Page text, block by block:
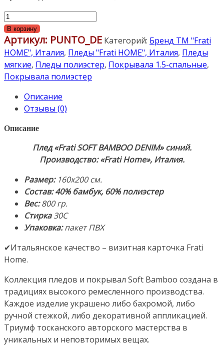
Количество
товара
"Frati
SOFT
BAMBOO
DENIM"
160х200см.
Плед
40%
полиэстер.
«Frati
Home»,
Италия
В корзину
Артикул: PUNTO_DE Категорий: Бренд ТМ "Frati
HOME", Италия, Пледы "Frati HOME", Италия, Пледы
мягкие, Пледы полиэстер, Покрывала 1.5-спальные,
Покрывала полиэстер
Описание
Отзывы (0)
Описание
Плед «Frati SOFT BAMBOO DENIM» синий.
Производство: «Frati Home», Италия.
Размер:160х200 см.
Состав: 40% бамбук, 60% полиэстер
Вес:800 гр.
Стирка 30С
Упаковка:пакет ПВХ
✔Итальянское качество – визитная карточка Frati
Home.
Коллекция пледов и покрывал Soft Bamboo создана в
традициях высокого ремесленного производства.
Каждое изделие украшено либо бахромой, либо
ручной стежкой, либо декоративной аппликацией.
Триумф тосканского авторского мастерства в
уникальных и неповторимых вещах.